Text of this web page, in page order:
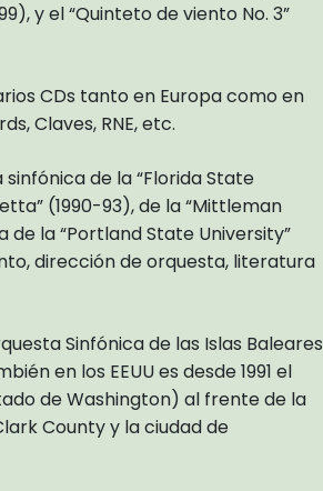
y el “Quinteto de viento No. 3”
CDs tanto en Europa como en
Claves, RNE, etc.
de la “Florida State
(1990-93), de la “Mittleman
de la “Portland State University”
dirección de orquesta, literatura
Sinfónica de las Islas Baleares
en los EEUU es desde 1991 el
de Washington) al frente de la
County y la ciudad de